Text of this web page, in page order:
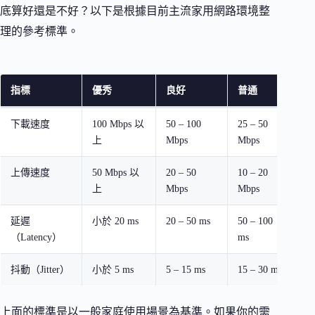
底算好還是不好？以下是根據目前主流家用網路環境整
理的參考標準。
指標 優秀 良好 普通
下載速度
100 Mbps 以
上
50 – 100
Mbps
25 – 50
Mbps
上傳速度
50 Mbps 以
上
20 – 50
Mbps
10 – 20
Mbps
延遲
（Latency）
小於 20 ms 20 – 50 ms
50 – 100
ms
抖動（Jitter） 小於 5 ms 5 – 15 ms 15 – 30 ms
上面的標準是以一般家庭使用場景為基準。如果你的需